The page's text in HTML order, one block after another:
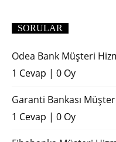
SORULAR
Odea Bank Müşteri
1 Cevap | 0 Oy
Garanti Bankası
1 Cevap | 0 Oy